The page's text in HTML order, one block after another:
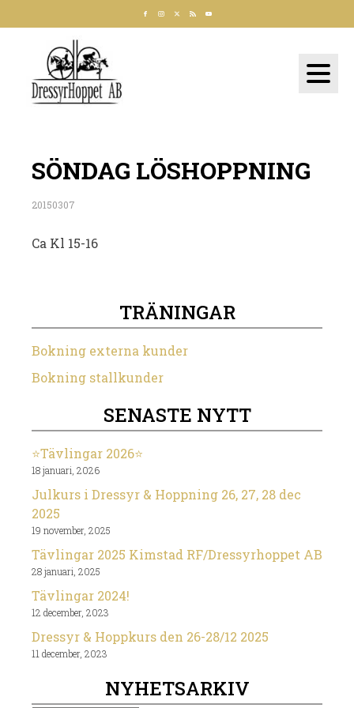
SÖNDAG LÖSHOPPNING
20150307
Ca Kl 15-16
TRÄNINGAR
Bokning externa kunder
Bokning stallkunder
SENASTE NYTT
⭐️Tävlingar 2026⭐️
18 januari, 2026
Julkurs i Dressyr & Hoppning 26, 27, 28 dec
2025
19 november, 2025
Tävlingar 2025 Kimstad RF/Dressyrhoppet AB
28 januari, 2025
Tävlingar 2024!
12 december, 2023
Dressyr & Hoppkurs den 26-28/12 2025
11 december, 2023
NYHETSARKIV